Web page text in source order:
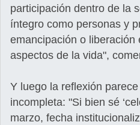
participación dentro de la
íntegro como personas y
emancipación o liberación
aspectos de la vida",
Y luego la reflexión
incompleta: "Si bien sé
marzo, fecha